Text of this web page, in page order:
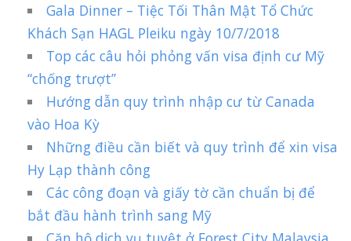
Gala Dinner – Tiệc Tối Thân Mật Tổ Chức
Khách Sạn HAGL Pleiku ngày 10/7/2018
Top các câu hỏi phỏng vấn visa định cư Mỹ
“chống trượt”
Hướng dẫn quy trình nhập cư từ Canada
vào Hoa Kỳ
Những điều cần biết và quy trình để xin visa
Hy Lạp thành công
Các công đoạn và giấy tờ cần chuẩn bị để
bắt đầu hành trình sang Mỹ